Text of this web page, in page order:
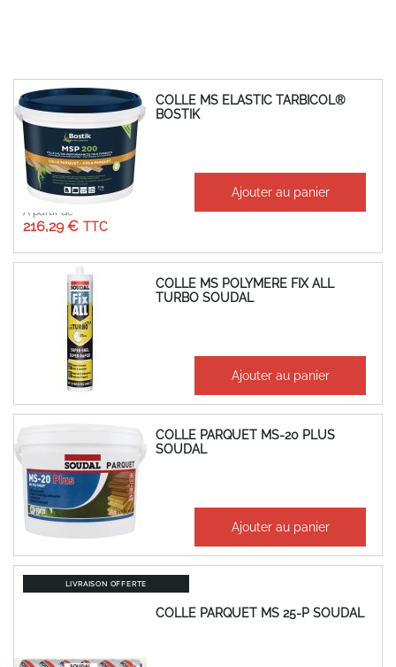
COLLE MS ELASTIC TARBICOL®
BOSTIK
À partir de
216,29 €
Ajouter au panier
COLLE MS POLYMERE FIX ALL
TURBO SOUDAL
44,82 €
37,35 € Ajouter au panier
COLLE PARQUET MS-20 PLUS
SOUDAL
376,36 €
313,63 € Ajouter au panier
LIVRAISON OFFERTE
COLLE PARQUET MS 25-P SOUDAL